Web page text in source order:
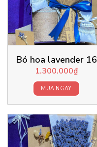
Bó hoa lavender 16
1.300.000₫
MUA NGAY